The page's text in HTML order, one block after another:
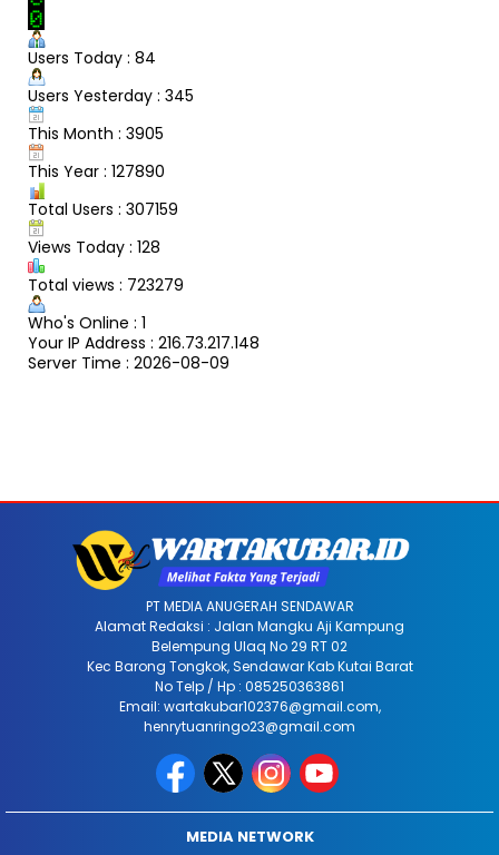
Users Today : 84
Users Yesterday : 345
This Month : 3905
This Year : 127890
Total Users : 307159
Views Today : 128
Total views : 723279
Who's Online : 1
Your IP Address : 216.73.217.148
Server Time : 2026-08-09
PT MEDIA ANUGERAH SENDAWAR
Alamat Redaksi : Jalan Mangku Aji Kampung
Belempung Ulaq No 29 RT 02
Kec Barong Tongkok, Sendawar Kab Kutai Barat
No Telp / Hp : 085250363861
Email: wartakubar102376@gmail.com,
henrytuanringo23@gmail.com
MEDIA NETWORK